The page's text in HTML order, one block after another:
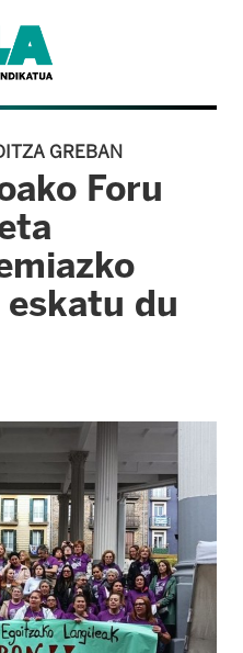
GREBAN
Foru
du